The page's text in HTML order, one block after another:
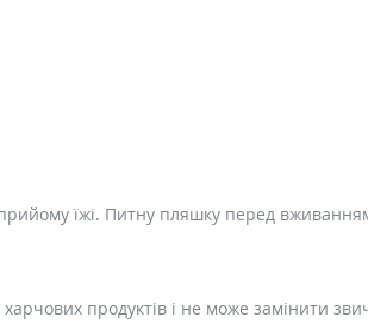
їжі. Питну пляшку перед
продуктів і не може замінити